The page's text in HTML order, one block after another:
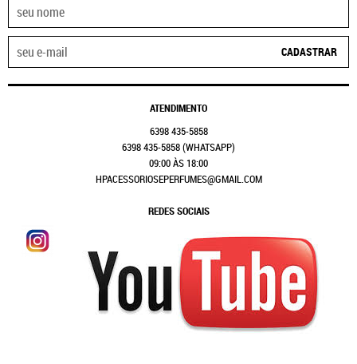
CADASTRAR
ATENDIMENTO
6398435-5858
6398435-5858(WHATSAPP)
09:00 ÀS 18:00
HPACESSORIOSEPERFUMES@GMAIL.COM
REDES SOCIAIS